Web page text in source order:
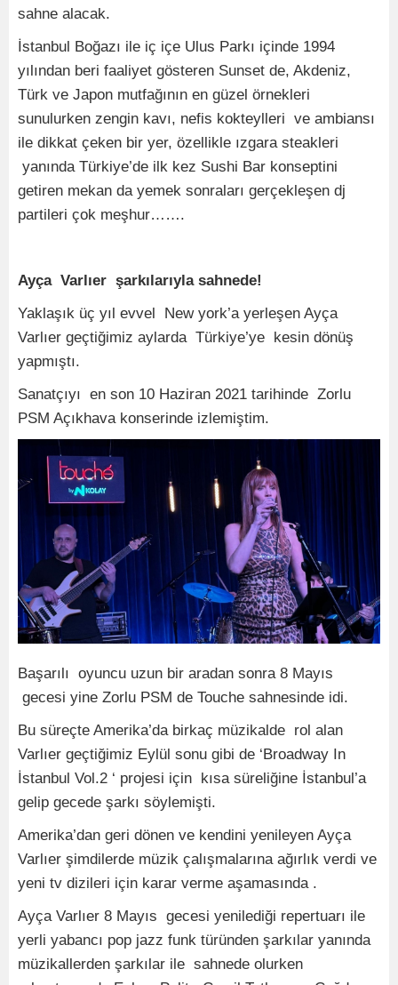
sahne alacak.
İstanbul Boğazı ile iç içe Ulus Parkı içinde 1994
yılından beri faaliyet gösteren Sunset de, Akdeniz,
Türk ve Japon mutfağının en güzel örnekleri
sunulurken zengin kavı, nefis kokteylleri ve ambiansı
ile dikkat çeken bir yer, özellikle ızgara steakleri
yanında Türkiye’de ilk kez Sushi Bar konseptini
getiren mekan da yemek sonraları gerçekleşen dj
partileri çok meşhur…….
Ayça Varlıer şarkılarıyla sahnede!
Yaklaşık üç yıl evvel New york’a yerleşen Ayça
Varlıer geçtiğimiz aylarda Türkiye’ye kesin dönüş
yapmıştı.
Sanatçıyı en son 10 Haziran 2021 tarihinde Zorlu
PSM Açıkhava konserinde izlemiştim.
Başarılı oyuncu uzun bir aradan sonra 8 Mayıs
gecesi yine Zorlu PSM de Touche sahnesinde idi.
Bu süreçte Amerika’da birkaç müzikalde rol alan
Varlıer geçtiğimiz Eylül sonu gibi de ‘Broadway In
İstanbul Vol.2 ‘ projesi için kısa süreliğine İstanbul’a
gelip gecede şarkı söylemişti.
Amerika’dan geri dönen ve kendini yenileyen Ayça
Varlıer şimdilerde müzik çalışmalarına ağırlık verdi ve
yeni tv dizileri için karar verme aşamasında .
Ayça Varlıer 8 Mayıs gecesi yenilediği repertuarı ile
yerli yabancı pop jazz funk türünden şarkılar yanında
müzikallerden şarkılar ile sahnede olurken